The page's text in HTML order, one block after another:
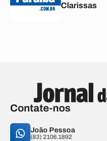
Clarissas
Contate-nos
João Pessoa
(83) 2106.1892